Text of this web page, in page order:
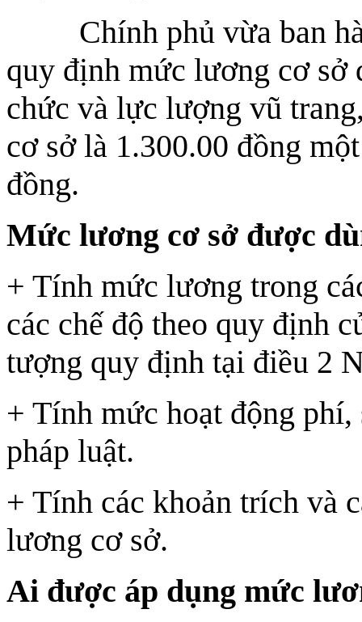
Chính phủ vừa ban
quy định mức lương cơ sở
chức và lực lượng vũ
cơ sở là 1.300.00 đồng
đồng.
Mức lương cơ sở được
+ Tính mức lương trong
các chế độ theo quy định
tượng quy định tại điều 2
+ Tính mức hoạt động
pháp luật.
+ Tính các khoản trích và
lương cơ sở.
Ai được áp dụng mức